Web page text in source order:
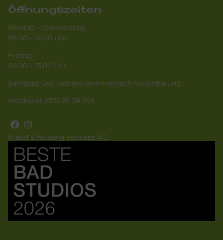
© bad & heizung concept AG
Öffnungszeiten
Montag – Donnerstag
08:00 – 16:00 Uhr
Freitag
08:00 – 13:00 Uhr
Samstag und weitere Termine nach Vereinbarung
Notdienst: 0172 81 38 558